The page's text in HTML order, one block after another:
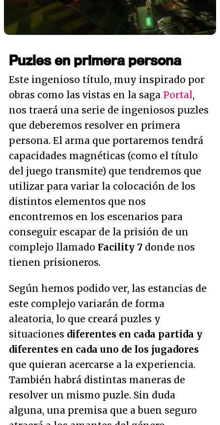
Puzles en primera persona
Este ingenioso título, muy inspirado por
obras como las vistas en la saga Portal,
nos traerá una serie de ingeniosos puzles
que deberemos resolver en primera
persona. El arma que portaremos tendrá
capacidades magnéticas (como el título
del juego transmite) que tendremos que
utilizar para variar la colocación de los
distintos elementos que nos
encontremos en los escenarios para
conseguir escapar de la prisión de un
complejo llamado Facility 7 donde nos
tienen prisioneros.
Según hemos podido ver, las estancias de
este complejo variarán de forma
aleatoria, lo que creará puzles y
situaciones diferentes en cada partida y
diferentes en cada uno de los jugadores
que quieran acercarse a la experiencia.
También habrá distintas maneras de
resolver un mismo puzle. Sin duda
alguna, una premisa que a buen seguro